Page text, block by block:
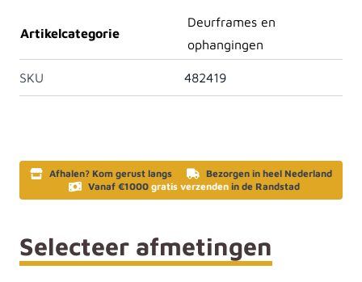
Artikelcategorie
Deurframes en
ophangingen
SKU 482419
Afhalen? Kom gerust langs
Bezorgen in heel Nederland
Vanaf €1000 gratis verzenden in de Randstad
Selecteer afmetingen